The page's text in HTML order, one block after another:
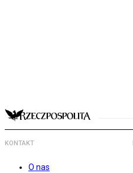
KONTAKT
O nas